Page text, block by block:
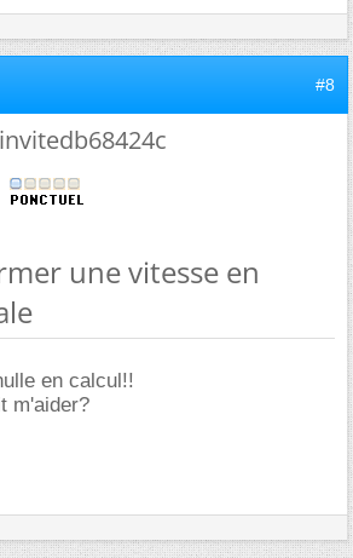
#8
invitedb68424c
une vitesse en
en calcul!!
m'aider?